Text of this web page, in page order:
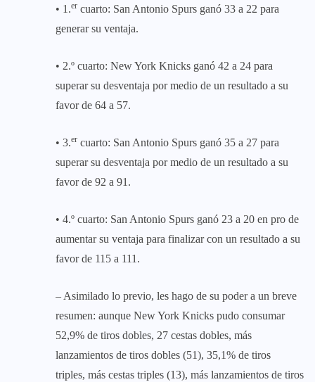
• 1.er cuarto: San Antonio Spurs ganó 33 a 22 para
generar su ventaja.
• 2.º cuarto: New York Knicks ganó 42 a 24 para
superar su desventaja por medio de un resultado a su
favor de 64 a 57.
• 3.er cuarto: San Antonio Spurs ganó 35 a 27 para
superar su desventaja por medio de un resultado a su
favor de 92 a 91.
• 4.º cuarto: San Antonio Spurs ganó 23 a 20 en pro de
aumentar su ventaja para finalizar con un resultado a su
favor de 115 a 111.
– Asimilado lo previo, les hago de su poder a un breve
resumen: aunque New York Knicks pudo consumar
52,9% de tiros dobles, 27 cestas dobles, más
lanzamientos de tiros dobles (51), 35,1% de tiros
triples, más cestas triples (13), más lanzamientos de tiros